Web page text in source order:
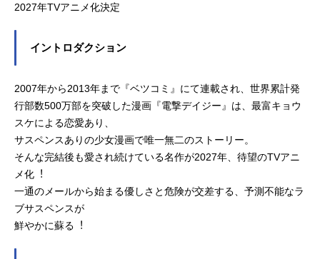
2027年TVアニメ化決定
イントロダクション
2007年から2013年まで『ベツコミ』にて連載され、世界累計発
行部数500万部を突破した漫画『電撃デイジー』は、最富キョウ
スケによる恋愛あり、
サスペンスありの少女漫画で唯一無二のストーリー。
そんな完結後も愛され続けている名作が2027年、待望のTVアニ
メ化︕
一通のメールから始まる優しさと危険が交差する、予測不能なラ
ブサスペンスが
鮮やかに蘇る︕